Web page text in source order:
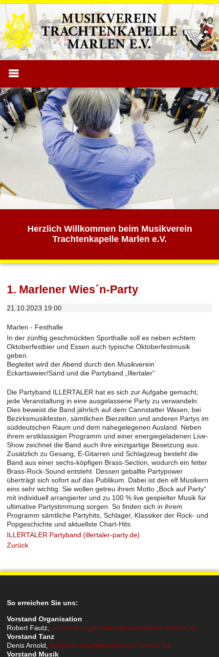
Herzlich Willkommen beim Musikverein
Trachtenkapelle Marlen e.V.
1. Marlener Wies´n-Party
21.10.2023 19:00
Marlen - Festhalle
In der zünftig geschmückten Sporthalle soll es neben echtem
Oktoberfestbier und Essen auch typische Oktoberfestmusik
geben.
Begleitet wird der Abend durch den Musikverein
Eckartsweier/Sand und die Partyband „Illertaler“
Die Partyband ILLERTALER hat es sich zur Aufgabe gemacht,
jede Veranstaltung in eine ausgelassene Party zu verwandeln.
Dies beweist die Band jährlich auf dem Cannstatter Wasen, bei
Bezirksmusikfesten, sämtlichen Bierzelten und anderen Partys im
süddeutschen Raum und dem nahegelegenen Ausland. Neben
ihrem erstklassigen Programm und einer energiegeladenen Live-
Show zeichnet die Band auch ihre einzigartige Besetzung aus.
Zusätzlich zu Gesang, E-Gitarren und Schlagzeug besteht die
Band aus einer sechs-köpfigen Brass-Section, wodurch ein fetter
Brass-Rock-Sound entsteht. Dessen geballte Partypower
überträgt sich sofort auf das Publikum. Dabei ist den elf Musikern
eins sehr wichtig: Sie wollen getreu ihrem Motto „Bock auf Party“
mit individuell arrangierter und zu 100 % live gespielter Musik für
ultimative Partystimmung sorgen. So finden sich in ihrem
Programm sämtliche Partyhits, Schlager, Klassiker der Rock- und
Popgeschichte und aktuellste Chart-Hits.
ILLERTALER Partyband (illertaler-party.de)
Zurück
So erreichen Sie uns:
Vorstand Organisation
Robert Fautz, vorstand-organisation@musikverein-marlen.de
Vorstand Tanz
Denis Arnold, vorstand-tanz@musikverein-marlen.de
Vorstand Musik